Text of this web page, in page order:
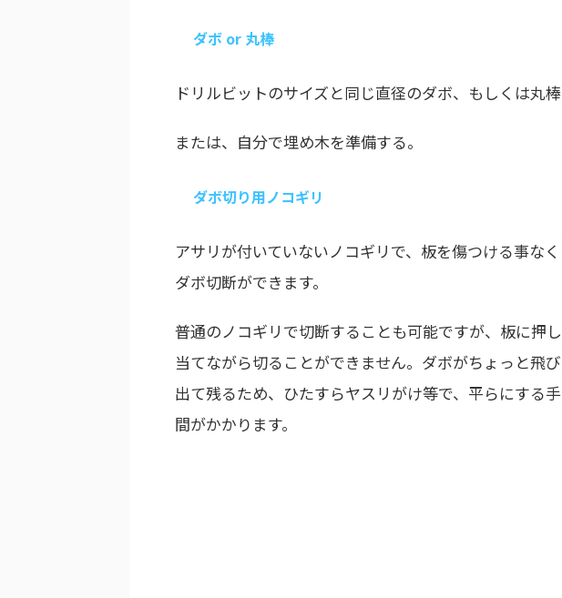
ダボ or 丸棒
ドリルビットのサイズと同じ直径のダボ、もしくは丸棒
または、自分で埋め木を準備する。
ダボ切り用ノコギリ
アサリが付いていないノコギリで、板を傷つける事なく
ダボ切断ができます。
普通のノコギリで切断することも可能ですが、板に押し
当てながら切ることができません。ダボがちょっと飛び
出て残るため、ひたすらヤスリがけ等で、平らにする手
間がかかります。